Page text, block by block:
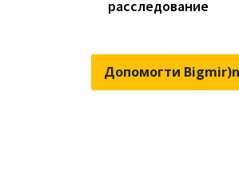
расследование
Допомогти